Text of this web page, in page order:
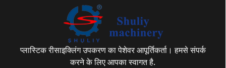
प्लास्टिक रीसाइक्लिंग उपकरण का पेशेवर आपूर्तिकर्ता। हमसे संपर्क
करने के लिए आपका स्वागत है.